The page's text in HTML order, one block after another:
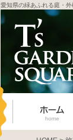
愛知県の緑あふれる庭・